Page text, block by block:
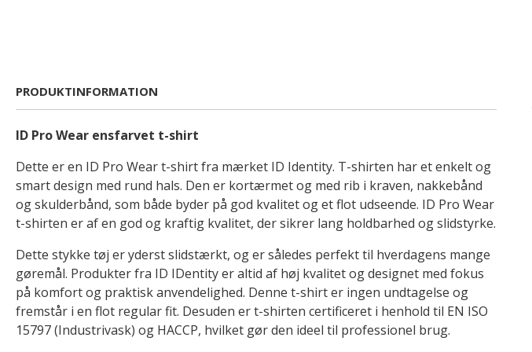
PRODUKTINFORMATION
ID Pro Wear ensfarvet t-shirt
Dette er en ID Pro Wear t-shirt fra mærket ID Identity. T-shirten har et enkelt og
smart design med rund hals. Den er kortærmet og med rib i kraven, nakkebånd
og skulderbånd, som både byder på god kvalitet og et flot udseende. ID Pro Wear
t-shirten er af en god og kraftig kvalitet, der sikrer lang holdbarhed og slidstyrke.
Dette stykke tøj er yderst slidstærkt, og er således perfekt til hverdagens mange
gøremål. Produkter fra ID IDentity er altid af høj kvalitet og designet med fokus
på komfort og praktisk anvendelighed. Denne t-shirt er ingen undtagelse og
fremstår i en flot regular fit. Desuden er t-shirten certificeret i henhold til EN ISO
15797 (Industrivask) og HACCP, hvilket gør den ideel til professionel brug.